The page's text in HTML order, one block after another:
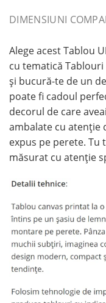
DIMENSIUNI
Alege acest Tablou
cu tematică
și bucură-te de un
poate fi cadoul
decorul de care
ambalate cu atenție
expus pe perete. Tu
măsurat cu atenție